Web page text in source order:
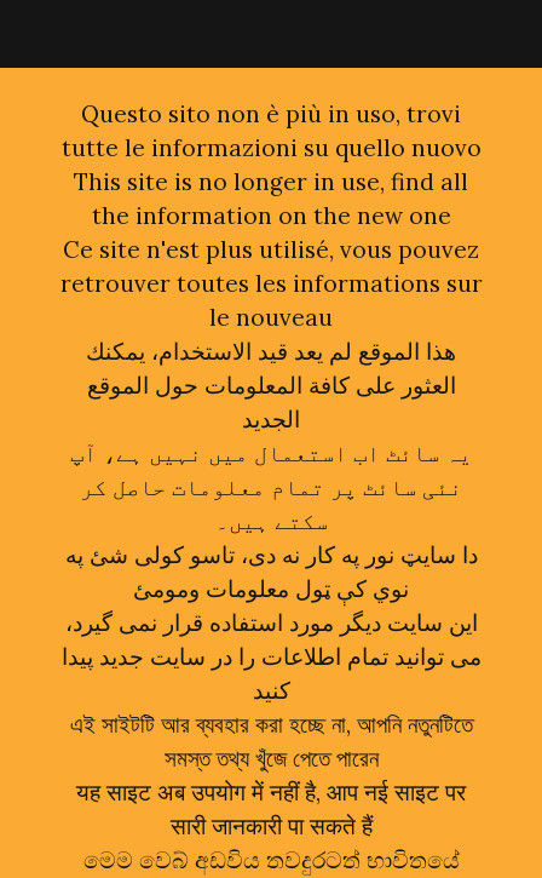
Questo sito non è più in uso, trovi
tutte le informazioni su quello nuovo
This site is no longer in use, find all
the information on the new one
Ce site n'est plus utilisé, vous pouvez
retrouver toutes les informations sur
le nouveau
هذا الموقع لم يعد قيد الاستخدام، يمكنك
العثور على كافة المعلومات حول الموقع
الجديد
یہ سائٹ اب استعمال میں نہیں ہے، آپ
نئی سائٹ پر تمام معلومات حاصل کر
سکتے ہیں۔
دا سایټ نور په کار نه دی، تاسو کولی شئ په
نوي کې ټول معلومات ومومئ
این سایت دیگر مورد استفاده قرار نمی گیرد،
می توانید تمام اطلاعات را در سایت جدید پیدا
کنید
এই সাইটটি আর ব্যবহার করা হচ্ছে না, আপনি নতুনটিতে
সমস্ত তথ্য খুঁজে পেতে পারেন
यह साइट अब उपयोग में नहीं है, आप नई साइट पर
सारी जानकारी पा सकते हैं
මෙම වෙබ් අඩවිය තවදුරටත් භාවිතයේ